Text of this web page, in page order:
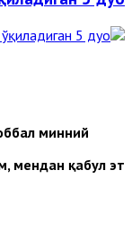
минний.
мендан қабул эт.